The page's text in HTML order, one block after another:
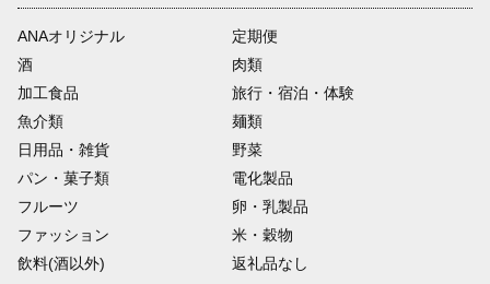
ANAオリジナル
定期便
酒
肉類
加工食品
旅行・宿泊・体験
魚介類
麺類
日用品・雑貨
野菜
パン・菓子類
電化製品
フルーツ
卵・乳製品
ファッション
米・穀物
飲料(酒以外)
返礼品なし